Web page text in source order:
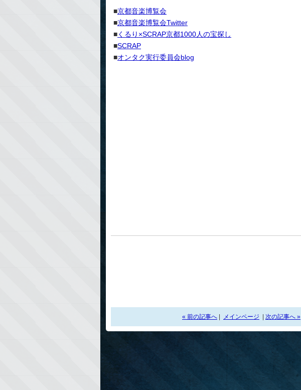
■京都音楽博覧会
■京都音楽博覧会Twitter
■くるり×SCRAP京都1000人の宝探し
■SCRAP
■オンタク実行委員会blog
« 前の記事へ メインページ 次の記事へ »